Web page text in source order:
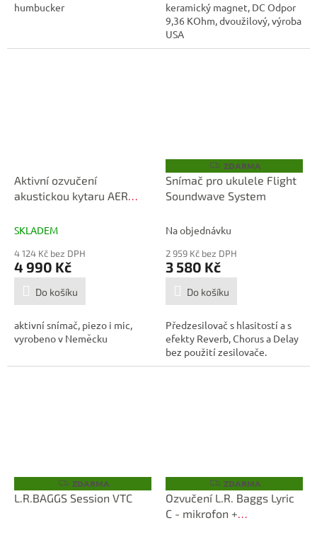
humbucker
keramický magnet, DC Odpor
9,36 KOhm, dvoužilový, výroba
USA
Aktivní ozvučení
akustickou kytaru AER
SKLADEM
4 124 Kč bez DPH
4 990 Kč
Do košíku
aktivní snímač, piezo i mic,
vyrobeno v Neměcku
Z
D
A
R
ZDARMA
Snímač pro ukulele Flight
Soundwave System
Na objednávku
2 959 Kč bez DPH
3 580 Kč
Do košíku
Předzesilovač s hlasitostí a s
efekty Reverb, Chorus a Delay
bez použití zesilovače.
Z
D
A
ZDARMA
L.R.BAGGS Session VTC
Z
D
A
R
ZDARMA
Ozvučení L.R. Baggs Lyric
C - mikrofon +